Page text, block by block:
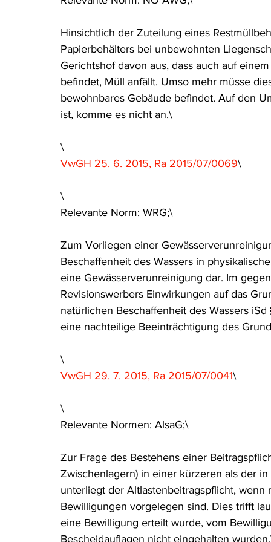
Hinsichtlich der Zuteilung eines
Papierbehälters bei unbewohnten
Gerichtshof davon aus, dass auch auf
befindet, Müll anfällt. Umso mehr müsse
bewohnbares Gebäude befindet. Auf den
ist, komme es nicht an.\
\
VwGH 25. 6. 2015, Ra 2015/07/0069\
\
Relevante Norm: WRG;\
Zum Vorliegen einer
Beschaffenheit des Wassers in
eine Gewässerverunreinigung dar. Im
Revisionswerbers Einwirkungen auf das
natürlichen Beschaffenheit des Wassers
eine nachteilige Beeinträchtigung des
\
VwGH 29. 7. 2015, Ra 2015/07/0041\
\
Relevante Normen: AlsaG;\
Zur Frage des Bestehens einer
Zwischenlagern) in einer kürzeren als der
unterliegt der Altlastenbeitragspflicht,
Bewilligungen vorgelegen sind. Dies trifft
eine Bewilligung erteilt wurde, vom
Bescheidauflagen nicht eingehalten